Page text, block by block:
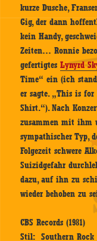
kurze Dusche,
Gig, der dann
kein Handy,
Zeiten… Ronnie
gefertigtesLynyrd
Time“ ein (ich
er sagte. „This is
Shirt.“). Nach
zusammen mit ihm
sympathischer Typ,
Folgezeit schwere
Suizidgefahr
dazu, auf ihn zu
wieder behoben zu
CBS Records (1981)
Stil: Southern Rock